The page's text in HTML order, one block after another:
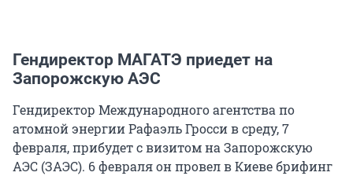
Гендиректор МАГАТЭ приедет на
Запорожскую АЭС
Гендиректор Международного агентства по
атомной энергии Рафаэль Гросси в среду, 7
февраля, прибудет с визитом на Запорожскую
АЭС (ЗАЭС). 6 февраля он провел в Киеве брифинг